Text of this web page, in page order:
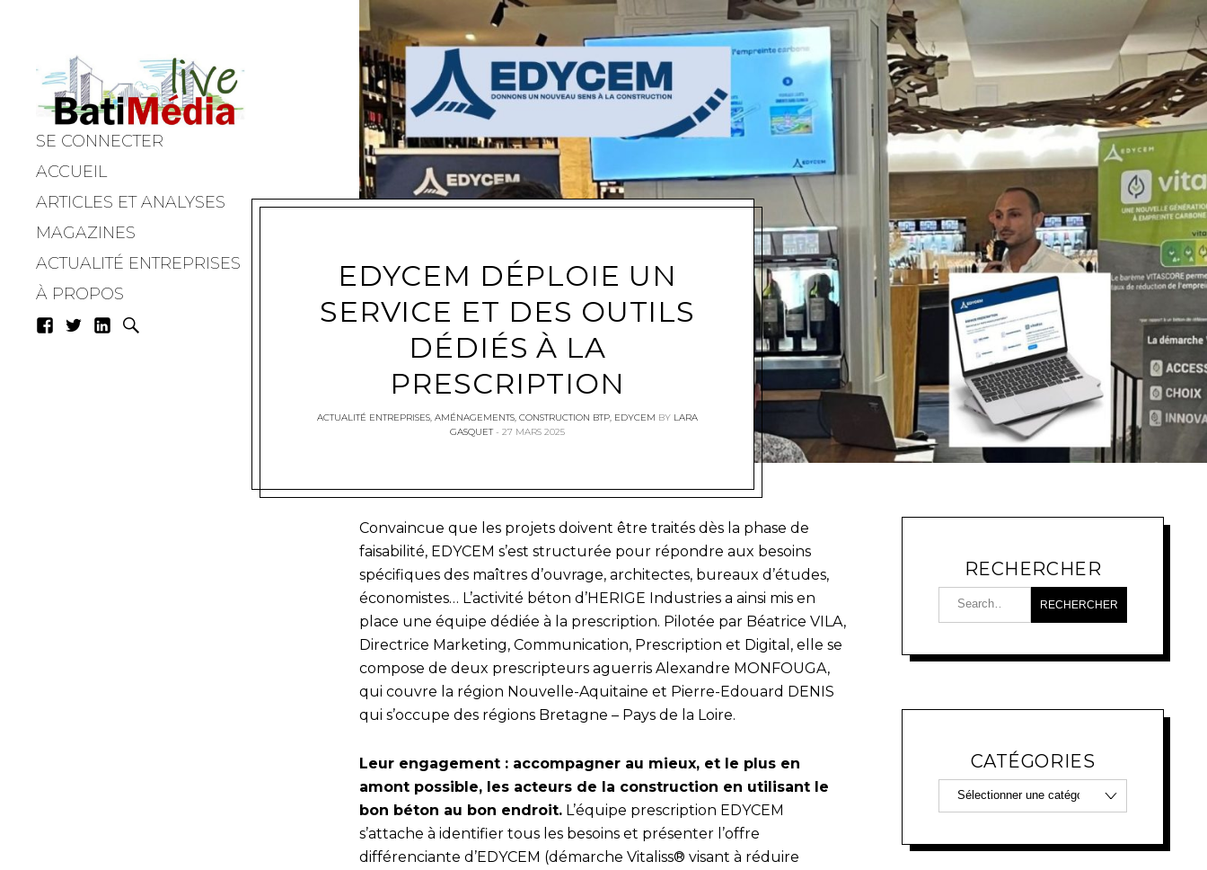
Batimedialive
SE CONNECTER
ACCUEIL
ARTICLES ET ANALYSES
MAGAZINES
ACTUALITÉ ENTREPRISES
À PROPOS
EDYCEM DÉPLOIE UN
SERVICE ET DES OUTILS
DÉDIÉS À LA
PRESCRIPTION
ACTUALITÉ ENTREPRISES, AMÉNAGEMENTS, CONSTRUCTION BTP, EDYCEM BY LARA
GASQUET
27 MARS 2025
Convaincue que les projets doivent être traités dès la phase de
faisabilité, EDYCEM s’est structurée pour répondre aux besoins
spécifiques des maîtres d’ouvrage, architectes, bureaux d’études,
économistes… L’activité béton d’HERIGE Industries a ainsi mis en
place une équipe dédiée à la prescription. Pilotée par Béatrice VILA,
Directrice Marketing, Communication, Prescription et Digital, elle se
compose de deux prescripteurs aguerris Alexandre MONFOUGA,
qui couvre la région Nouvelle-Aquitaine et Pierre-Edouard DENIS
qui s’occupe des régions Bretagne – Pays de la Loire.
Leur engagement : accompagner au mieux, et le plus en
amont possible, les acteurs de la construction en utilisant le
bon béton au bon endroit. L’équipe prescription EDYCEM
s’attache à identifier tous les besoins et présenter l’offre
différenciante d’EDYCEM (démarche Vitaliss® visant à réduire
RECHERCHER
CATÉGORIES